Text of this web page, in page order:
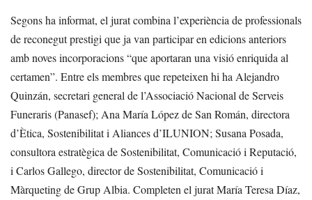
Segons ha informat, el jurat combina l’experiència de professionals
de reconegut prestigi que ja van participar en edicions anteriors
amb noves incorporacions “que aportaran una visió enriquida al
certamen”. Entre els membres que repeteixen hi ha Alejandro
Quinzán, secretari general de l’Associació Nacional de Serveis
Funeraris (Panasef); Ana María López de San Román, directora
d’Ètica, Sostenibilitat i Aliances d’ILUNION; Susana Posada,
consultora estratègica de Sostenibilitat, Comunicació i Reputació,
i Carlos Gallego, director de Sostenibilitat, Comunicació i
Màrqueting de Grup Albia. Completen el jurat María Teresa Díaz,